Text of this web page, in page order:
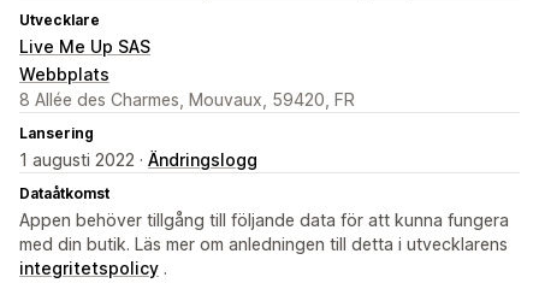
Utvecklare
Live Me Up SAS
Webbplats
8 Allée des Charmes, Mouvaux, 59420, FR
Lansering
1 augusti 2022 · Ändringslogg
Dataåtkomst
Appen behöver tillgång till följande data för att kunna fungera
med din butik. Läs mer om anledningen till detta i utvecklarens
integritetspolicy .